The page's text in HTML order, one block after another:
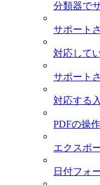
分類器で
サポート
対応して
サポート
対応する
PDFの操作
エクスポ
日付フォ